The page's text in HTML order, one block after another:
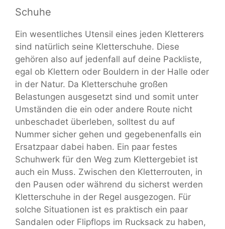
Schuhe
Ein wesentliches Utensil eines jeden Kletterers
sind natürlich seine Kletterschuhe. Diese
gehören also auf jedenfall auf deine Packliste,
egal ob Klettern oder Bouldern in der Halle oder
in der Natur. Da Kletterschuhe großen
Belastungen ausgesetzt sind und somit unter
Umständen die ein oder andere Route nicht
unbeschadet überleben, solltest du auf
Nummer sicher gehen und gegebenenfalls ein
Ersatzpaar dabei haben. Ein paar festes
Schuhwerk für den Weg zum Klettergebiet ist
auch ein Muss. Zwischen den Kletterrouten, in
den Pausen oder während du sicherst werden
Kletterschuhe in der Regel ausgezogen. Für
solche Situationen ist es praktisch ein paar
Sandalen oder Flipflops im Rucksack zu haben,